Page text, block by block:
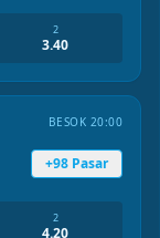
2
3.40
BESOK 20:00
+98 Pasar
2
4.20